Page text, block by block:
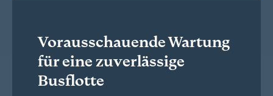
Vorausschauende Wartung
für eine zuverlässige
Busflotte